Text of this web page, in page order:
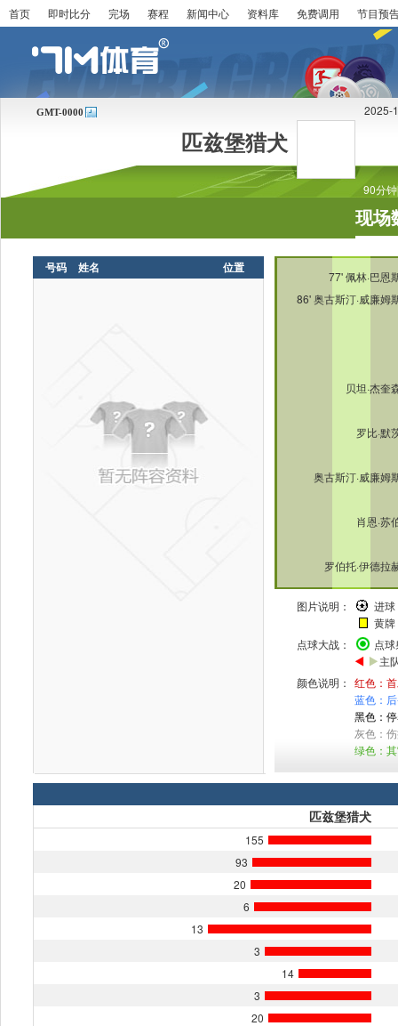
首页 即时比分 完场 赛程 新闻中心 资料库 免费调用 节目预
GMT-0000
匹兹堡猎犬
90分
现场
号码 姓名 位置
77'佩林·巴恩
86'奥古斯汀·威廉姆
贝坦·杰奎
罗比·默
奥古斯汀·威廉姆
肖恩·苏
罗伯托·伊德拉
图片说明：
进
黄
点球大战：
点
主
颜色说明： 红色：
蓝色：
黑色：
灰色：
绿色：
匹兹堡猎犬
155
93
20
6
13
3
14
3
20